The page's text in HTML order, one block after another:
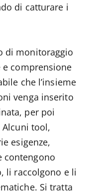
di catturare i
di monitoraggio
comprensione
che l’insieme
venga inserito
per poi
Alcuni tool,
esigenze,
contengono
li raccolgono e li
Si tratta